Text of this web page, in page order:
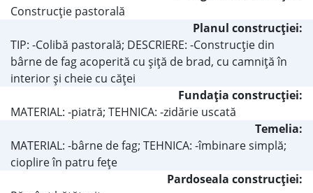
Construcţie pastorală
Planul construcţiei:
TIP: -Colibă pastorală; DESCRIERE: -Construcţie din
bârne de fag acoperită cu şiţă de brad, cu camniţă în
interior şi cheie cu căţei
Fundaţia construcţiei:
MATERIAL: -piatră; TEHNICA: -zidărie uscată
Temelia:
MATERIAL: -bârne de fag; TEHNICA: -îmbinare simplă;
cioplire în patru feţe
Pardoseala construcţiei: